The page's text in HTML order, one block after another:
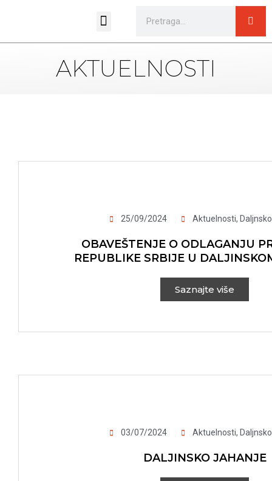
AKTUELNOSTI
25/09/2024 Aktuelnosti,
OBAVEŠTENJE O ODLAGANJU
REPUBLIKE SRBIJE U
Saznajte više
03/07/2024 Aktuelnosti,
DALJINSKO JAHANJE